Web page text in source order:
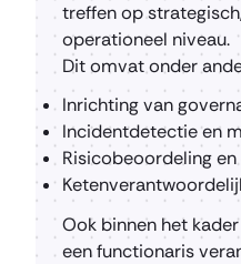
treffen op
operationeel niveau.
Dit omvat onder
Inrichting van
Incidentdetectie en
Risicobeoordeling
Ook binnen het
een functionaris